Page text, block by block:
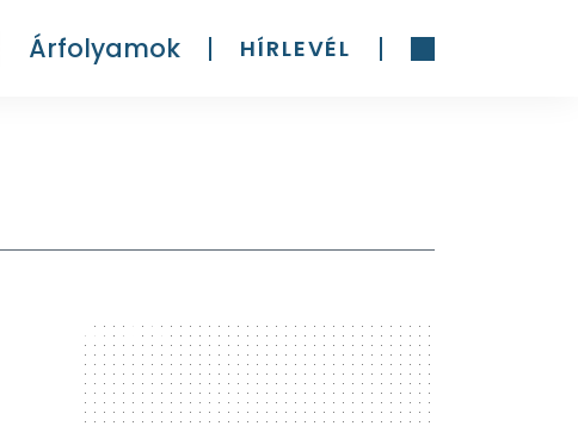
Árfolyamok HÍRLEVÉL
300 x 600